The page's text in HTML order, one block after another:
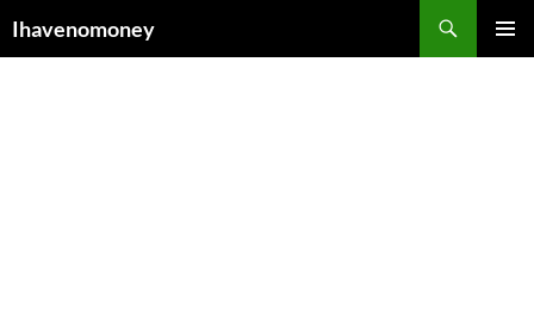
텐Ihavenomoney
색